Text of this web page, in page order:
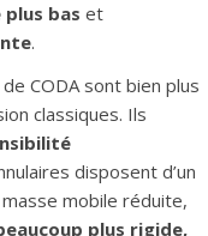
bas et
.
CODA sont bien plus
classiques. Ils
disposent d’un
mobile réduite,
plus rigide,